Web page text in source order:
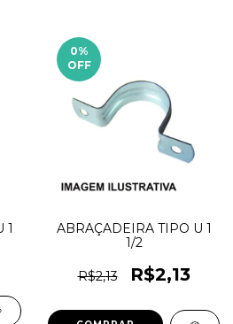
1
0%
OFF
ABRAÇADEIRA TIPO U 1
1/2
R$2,13 R$2,13